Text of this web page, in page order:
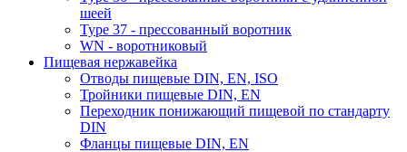
шеей
Type 37 - прессованный воротник
WN - воротниковый
Пищевая нержавейка
Отводы пищевые DIN, EN, ISO
Тройники пищевые DIN, EN
Переходник понижающий пищевой по стандарту
DIN
Фланцы пищевые DIN, EN